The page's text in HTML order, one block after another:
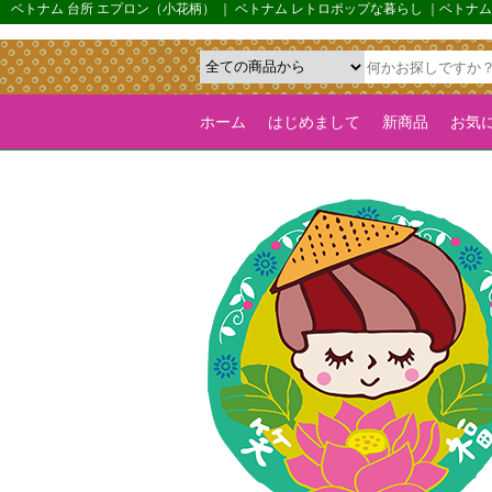
{*カルーセル機能を全ページで有効化するためのフラグ*}>
ベトナム 台所 エプロン（小花柄） ｜ ベトナム レトロポップな暮らし ｜ベト
ホーム はじめまして 新商品 お気